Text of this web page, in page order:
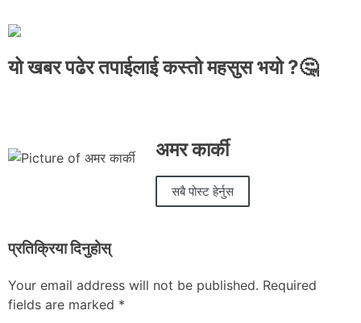
यो खबर पढेर तपाईलाई कस्तो महसुस भयो ?🤔
अमर कार्की
सबै पोस्ट हेर्नुस
प्रतिक्रिया दिनुहोस्
Your email address will not be published. Required
fields are marked *